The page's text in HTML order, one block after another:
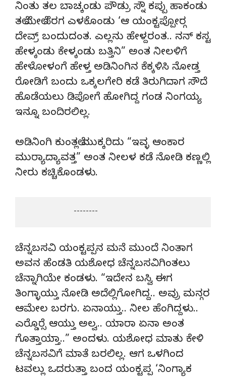
ನಿಂತು ತಲ ಬಾಚ್ಕಂಡು ಪೌಡ್ರು ಸ್ನೌ ಕಪ್ಪು ಹಾಕಂಡು
ತಲೆ ಮೇಲೆ ಸೆರಗ ಎಳಕೊಂಡು ‘ಆ ಯಂಕ್ಟಪ್ಪೋರ‌್ಗ
ದೇವ್ರ್ ಬಂದುದಂತ. ಎಲ್ಲನು ಹೇಳ್ದರಂತ.. ನನ್ ಕಸ್ಟ
ಹೇಳ್ಕಂಡು ಕೇಳ್ಕಂಡು ಬತ್ತಿನಿ” ಅಂತ ನೀಲಳಿಗೆ
ಹೇಳೋಳಂಗೆ ಹೇಳ್ತ ಅಡಿನಿಂಗಿನ ಕೆಕ್ಕಳಿಸಿ ನೋಡ್ತ
ರೋಡಿಗೆ ಬಂದು ಒಕ್ಕಲಗೇರಿ ಕಡೆ ತಿರುಗಿದಾಗ ಸೌದೆ
ಹೊಡೆಯಲು ಡಿಪೋಗೆ ಹೋಗಿದ್ದ ಗಂಡ ನಿಂಗಯ್ಯ
ಇನ್ನೂ ಬಂದಿರಲಿಲ್ಲ.
ಅಡಿನಿಂಗಿ ಕುಂತಲ್ಲೆ ಮುಕ್ಕರಿದು “ಇವ್ಳ ಆಂಕಾರ
ಮುರ‌್ಯಾದ್ಯಾವತ್ತ” ಅಂತ ನೀಲಳ ಕಡೆ ನೋಡಿ ಕಣ್ಣಲ್ಲಿ
ನೀರು ಕಚ್ಚಿಕೊಂಡಳು.
                        --------
ಚೆನ್ನಬಸವಿ ಯಂಕ್ಟಪ್ಪನ ಮನೆ ಮುಂದೆ ನಿಂತಾಗ
ಅವನ ಹೆಂಡತಿ ಯಶೋಧ ಚೆನ್ನಬಸವಿಗಿಂತಲು
ಚೆನ್ನಾಗಿಯೇ ಕಂಡಳು. “ಇದೇನ ಬಸ್ವಿ ಈಗ
ತಿಂಗ್ಳಾಯ್ತು ನೋಡಿ ಅದೆಲ್ಲಿಗೋಗಿದ್ದ.. ಅವ್ರು ಮನ್ಗರ
ಆಮೇಲ ಬರಗು. ಏನಾಯ್ತು.. ನೀಲ ಹೆಂಗಿದ್ದಳು..
ಎರ‌್ಡೊರ‌್ಸೆ ಆಯ್ತು ಅಲ್ವ.. ಯಾರಾ ಏನಾ ಅಂತ
ಗೊತ್ತಾಯ್ತಾ..” ಅಂದಳು. ಯಶೋಧ ಮಾತು ಕೇಳಿ
ಚೆನ್ನಬಸವಿಗೆ ಮಾತೆ ಬರಲಿಲ್ಲ. ಆಗ ಒಳಗಿಂದ
ಟವಲ್ಲು ಒದರುತ್ತಾ ಬಂದ ಯಂಕ್ಟಪ್ಪ ‘ನಿಂಗ್ಯಾಕ